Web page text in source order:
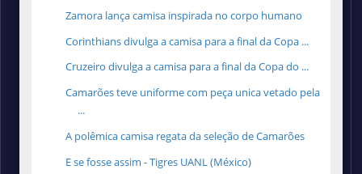
Zamora lança camisa inspirada no corpo humano
Corinthians divulga a camisa para a final da Copa ...
Cruzeiro divulga a camisa para a final da Copa do ...
Camarões teve uniforme com peça unica vetado pela
...
A polêmica camisa regata da seleção de Camarões
E se fosse assim - Tigres UANL (México)